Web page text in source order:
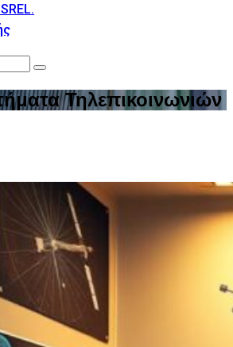
Τηλεπικοινωνιών